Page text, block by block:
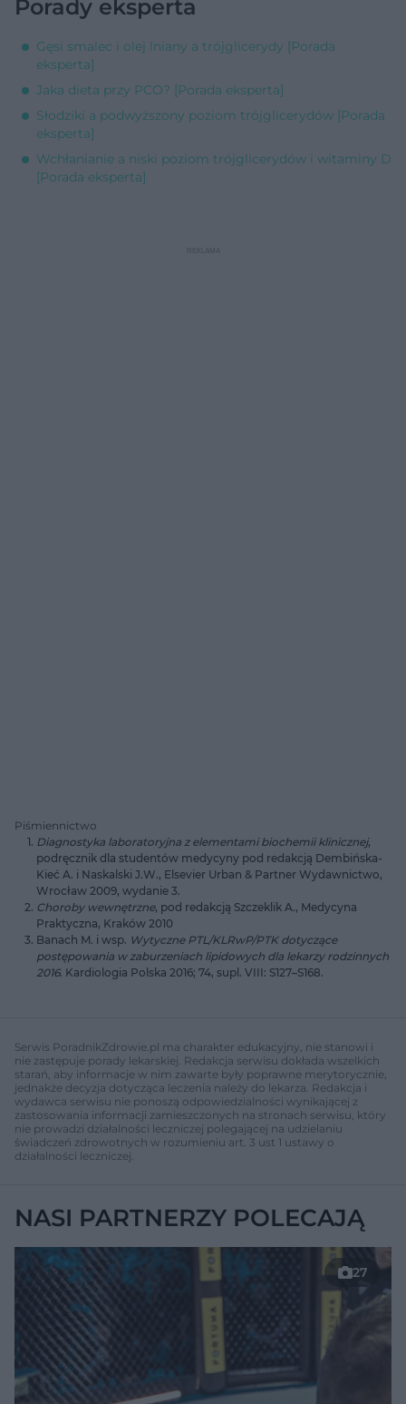
Porady eksperta
Gęsi smalec i olej lniany a trójglicerydy [Porada
eksperta]
Jaka dieta przy PCO? [Porada eksperta]
Słodziki a podwyższony poziom trójglicerydów [Porada
eksperta]
Wchłanianie a niski poziom trójglicerydów i witaminy D
[Porada eksperta]
Piśmiennictwo
Diagnostyka laboratoryjna z elementami biochemii klinicznej,
podręcznik dla studentów medycyny pod redakcją Dembińska-
Kieć A. i Naskalski J.W., Elsevier Urban & Partner Wydawnictwo,
Wrocław 2009, wydanie 3.
Choroby wewnętrzne, pod redakcją Szczeklik A., Medycyna
Praktyczna, Kraków 2010
Banach M. i wsp. Wytyczne PTL/KLRwP/PTK dotyczące
postępowania w zaburzeniach lipidowych dla lekarzy rodzinnych
2016. Kardiologia Polska 2016; 74, supl. VIII: S127–S168.
Serwis PoradnikZdrowie.pl ma charakter edukacyjny, nie stanowi i
nie zastępuje porady lekarskiej. Redakcja serwisu dokłada wszelkich
starań, aby informacje w nim zawarte były poprawne merytorycznie,
jednakże decyzja dotycząca leczenia należy do lekarza. Redakcja i
wydawca serwisu nie ponoszą odpowiedzialności wynikającej z
zastosowania informacji zamieszczonych na stronach serwisu, który
nie prowadzi działalności leczniczej polegającej na udzielaniu
świadczeń zdrowotnych w rozumieniu art. 3 ust 1 ustawy o
działalności leczniczej.
NASI PARTNERZY POLECAJĄ
27